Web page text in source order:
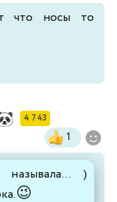
что носы то
4 743
1
)
😉